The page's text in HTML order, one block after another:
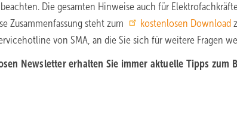
Die gesamten Hinweise auch für
Zusammenfassung steht zum
kostenlosen Download
von SMA, an die Sie sich für weitere Fragen
Newsletter erhalten Sie immer aktuelle Tipps zum